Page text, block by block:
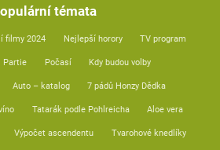
témata
filmy 2024 Nejlepší horory TV program
Partie Počasí Kdy budou volby
Auto – katalog 7 pádů Honzy Dědka
Tatarák podle Pohlreicha Aloe vera
Výpočet ascendentu Tvarohové knedlíky